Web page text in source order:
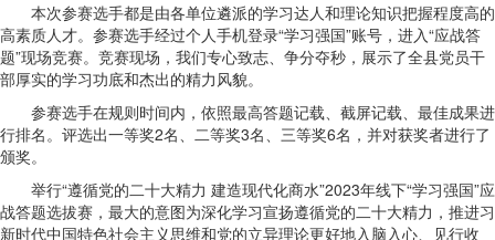
本次参赛选手都是由各单位遴派的学习达人和理论知识把握程度高的
高素质人才。参赛选手经过个人手机登录“学习强国”账号，进入“应战答
题”现场竞赛。竞赛现场，我们专心致志、争分夺秒，展示了全县党员干
部厚实的学习功底和杰出的精力风貌。
参赛选手在规则时间内，依照最高答题记载、截屏记载、最佳成果进
行排名。评选出一等奖2名、二等奖3名、三等奖6名，并对获奖者进行了
颁奖。
举行“遵循党的二十大精力 建造现代化商水”2023年线下“学习强国”应
战答题选拔赛，最大的意图为深化学习宣扬遵循党的二十大精力，推进习
新时代中国特色社会主义思维和党的立异理论更好地入脑入心、见行收